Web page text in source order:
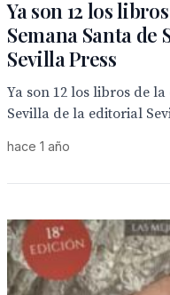
Ya son 12 los
Semana Santa
Sevilla Press
Ya son 12 los libros de
Sevilla de la editorial
hace 1 año